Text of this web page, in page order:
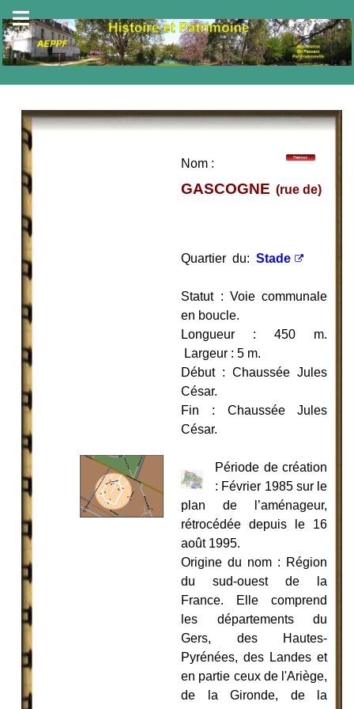
Nom :
GASCOGNE (rue de)
Quartier du:Stade
Statut : Voie communale
en boucle.
Longueur : 450 m.
Largeur : 5 m.
Début : Chaussée Jules
César.
Fin : Chaussée Jules
César.
Période de création
: Février 1985 sur le
plan de l’aménageur,
rétrocédée depuis le 16
août 1995.
Origine du nom : Région
du sud-ouest de la
France. Elle comprend
les départements du
Gers, des Hautes-
Pyrénées, des Landes et
en partie ceux de l'Ariège,
de la Gironde, de la